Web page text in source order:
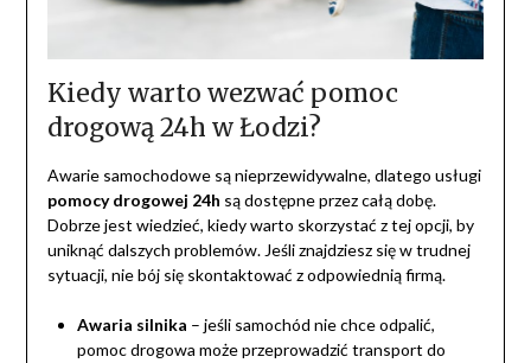
Kiedy warto wezwać pomoc
drogową 24h w Łodzi?
Awarie samochodowe są nieprzewidywalne, dlatego usługi
pomocy drogowej 24h są dostępne przez całą dobę.
Dobrze jest wiedzieć, kiedy warto skorzystać z tej opcji, by
uniknąć dalszych problemów. Jeśli znajdziesz się w trudnej
sytuacji, nie bój się skontaktować z odpowiednią firmą.
Awaria silnika – jeśli samochód nie chce odpalić,
pomoc drogowa może przeprowadzić transport do